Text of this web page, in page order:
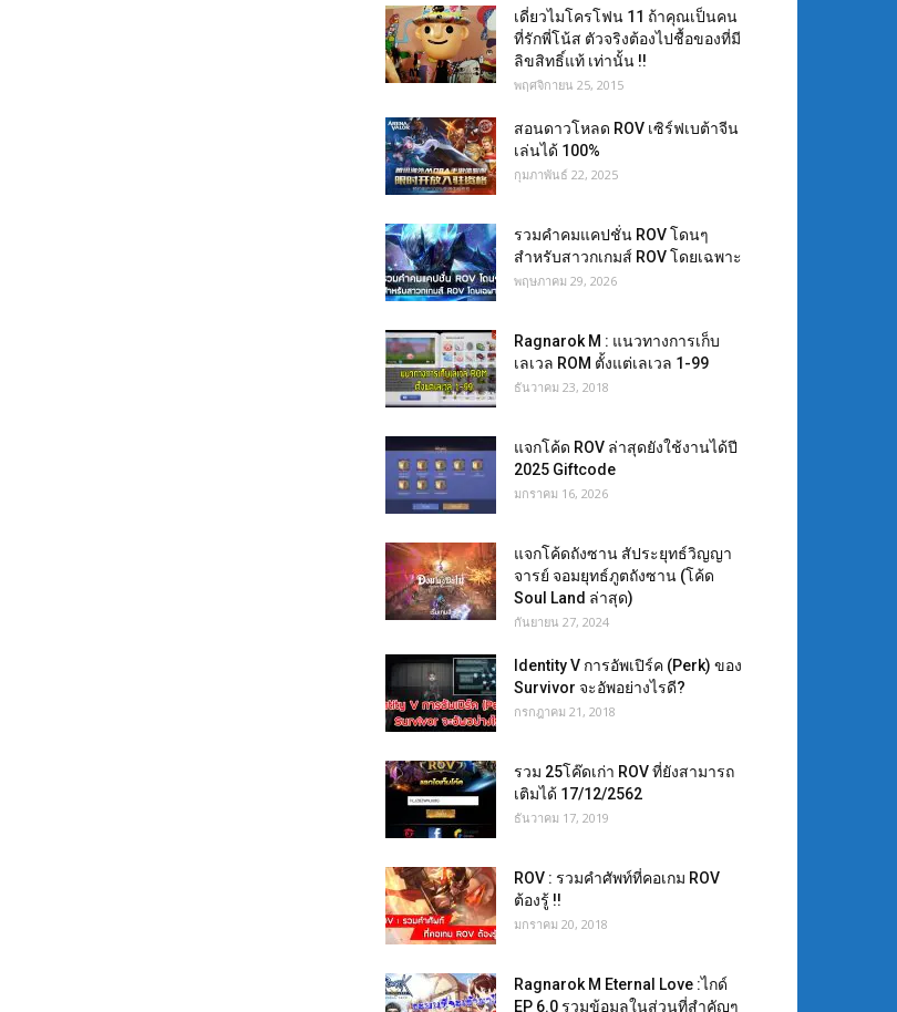
เดี่ยวไมโครโฟน 11 ถ้าคุณเป็นคน
ที่รักพี่โน้ส ตัวจริงต้องไปชื้อของที่มี
ลิขสิทธิ์แท้ เท่านั้น !!
พฤศจิกายน 25, 2015
สอนดาวโหลด ROV เซิร์ฟเบต้าจีน
เล่นได้ 100%
กุมภาพันธ์ 22, 2025
รวมคำคมแคปชั่น ROV โดนๆ
สำหรับสาวกเกมส์ ROV โดยเฉพาะ
พฤษภาคม 29, 2026
Ragnarok M : แนวทางการเก็บ
เลเวล ROM ตั้งแต่เลเวล 1-99
ธันวาคม 23, 2018
แจกโค้ด ROV ล่าสุดยังใช้งานได้ปี
2025 Giftcode
มกราคม 16, 2026
แจกโค้ดถังซาน สัประยุทธ์วิญญา
จารย์ จอมยุทธ์ภูตถังซาน (โค้ด
Soul Land ล่าสุด)
กันยายน 27, 2024
Identity V การอัพเปิร์ค (Perk) ของ
Survivor จะอัพอย่างไรดี?
กรกฎาคม 21, 2018
รวม 25โค๊ดเก่า ROV ที่ยังสามารถ
เติมได้ 17/12/2562
ธันวาคม 17, 2019
ROV : รวมคำศัพท์ที่คอเกม ROV
ต้องรู้ !!
มกราคม 20, 2018
Ragnarok M Eternal Love :ไกด์
EP 6.0 รวมข้อมูลในส่วนที่สำคัญๆ